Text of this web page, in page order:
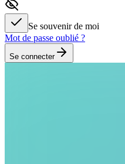
Se souvenir de moi
Mot de passe oublié ?
Se connecter